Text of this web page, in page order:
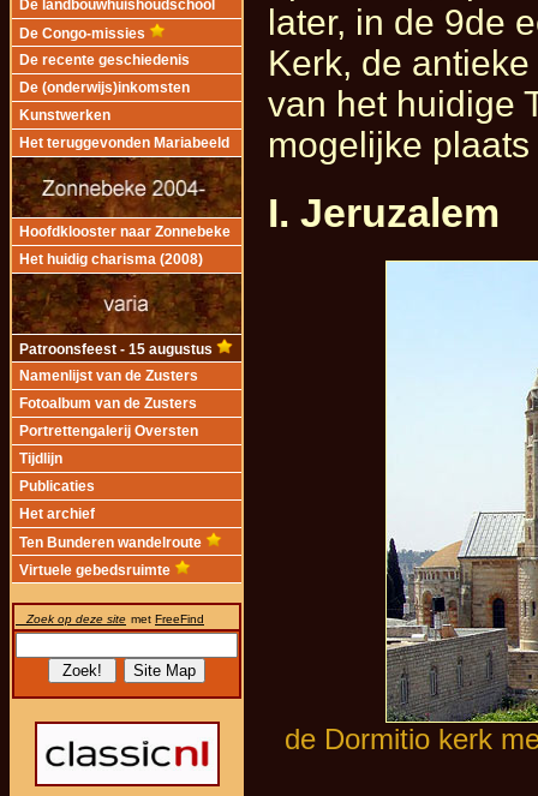
De landbouwhuishoudschool
De Congo-missies
De recente geschiedenis
De (onderwijs)inkomsten
Kunstwerken
Het teruggevonden Mariabeeld
Hoofdklooster naar Zonnebeke
Het huidig charisma (2008)
Patroonsfeest - 15 augustus
Namenlijst van de Zusters
Fotoalbum van de Zusters
Portrettengalerij Oversten
Tijdlijn
Publicaties
Het archief
Ten Bunderen wandelroute
Virtuele gebedsruimte
Zoek op deze site met FreeFind
later, in de 9de
Kerk, de
van het huidige
mogelijke
I. Jeruzalem
de Dormitio kerk